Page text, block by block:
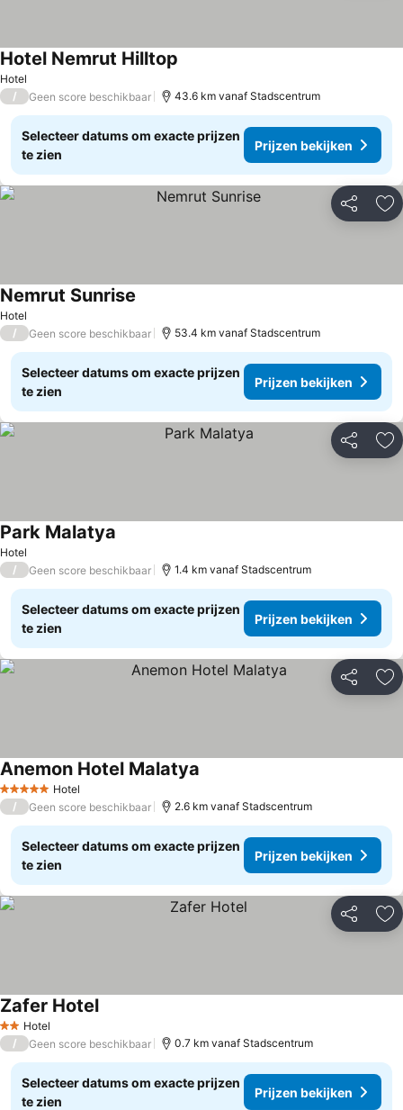
Hotel
Hotel Nemrut Hilltop
/ Geen score beschikbaar 43.6 km vanaf Stadscentrum
Selecteer datums om exacte prijzen
te zien
Prijzen bekijken
Delen
Hotel
Nemrut Sunrise
/ Geen score beschikbaar 53.4 km vanaf Stadscentrum
Selecteer datums om exacte prijzen
te zien
Prijzen bekijken
Delen
Hotel
Park Malatya
/ Geen score beschikbaar 1.4 km vanaf Stadscentrum
Selecteer datums om exacte prijzen
te zien
Prijzen bekijken
Delen
5 Sterren Hotel
Anemon Hotel Malatya
/ Geen score beschikbaar 2.6 km vanaf Stadscentrum
Selecteer datums om exacte prijzen
te zien
Prijzen bekijken
Delen
2 Sterren
Hotel
Zafer HotelPrijzen bekijken
/ Geen score beschikbaar 0.7 km vanaf Stadscentrum
Selecteer datums om exacte prijzen
te zien
Prijzen bekijken